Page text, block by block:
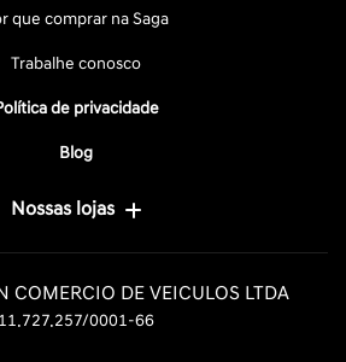
que comprar na Saga
Trabalhe conosco
de privacidade
Blog
Nossas lojas
COMERCIO DE VEICULOS LTDA
11.727.257/0001-66